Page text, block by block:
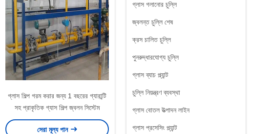
গ্লাস গলানোর চুল্লি
জ্বলন্ত চুল্লি শেষ
ক্রস চালিত চুল্লি
পুনরুদ্ধারযোগ্য চুল্লি
গ্লাস ব্যাচ প্ল্যান্ট
চুল্লি নিয়ন্ত্রণ ব্যবস্থা
গ্লাস বোতল উত্পাদন লাইন
গ্লাস প্রসেসিং প্ল্যান্ট
গ্লাস শিল্প গরম করার জন্য 1 বছরের গ্যারান্টি
সহ প্রাকৃতিক গ্যাস শিল্প জ্বলন সিস্টেম
সেরা মূল্য পান